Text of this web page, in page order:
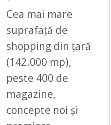
Cea mai mare
suprafață de
shopping din țară
(142.000 mp),
peste 400 de
magazine,
concepte noi și